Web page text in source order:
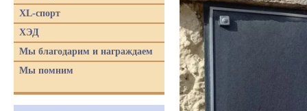
XL-спорт
ХЭД
Мы благодарим и награждаем
Мы помним